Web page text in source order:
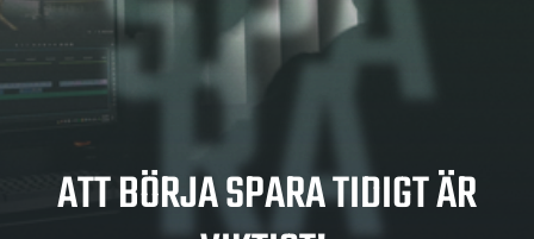
ATT BÖRJA SPARA TIDIGT ÄR